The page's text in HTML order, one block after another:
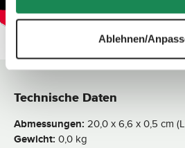
Ablehnen/
Technische Daten
Abmessungen: 20,0 x 6,6 x 0,5 cm
Gewicht: 0,0 kg